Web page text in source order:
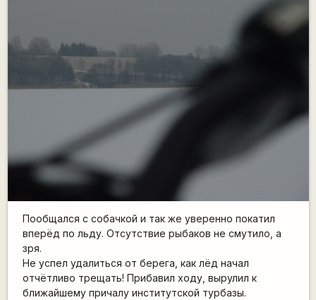
Пообщался с собачкой и так же уверенно покатил
вперёд по льду. Отсутствие рыбаков не смутило, а
зря.
Не успел удалиться от берега, как лёд начал
отчётливо трещать! Прибавил ходу, вырулил к
ближайшему причалу институтской турбазы.